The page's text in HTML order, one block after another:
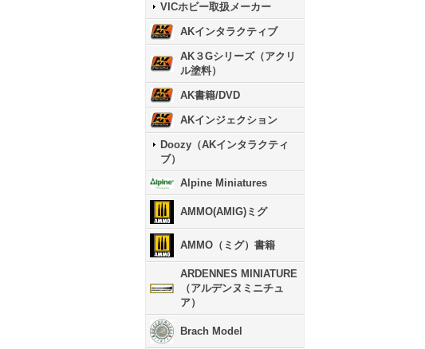
VICホビー取扱メーカー
AKインタラクティブ
AK３Gシリーズ（アクリ
ル塗料）
AK書籍/DVD
AKインジェクション
Doozy（AKインタラクティ
ブ）
Alpine Miniatures
AMMO(AMIG)ミグ
AMMO（ミグ）書籍
ARDENNES MINIATURE
（アルデンヌミニチュ
ア）
Brach Model